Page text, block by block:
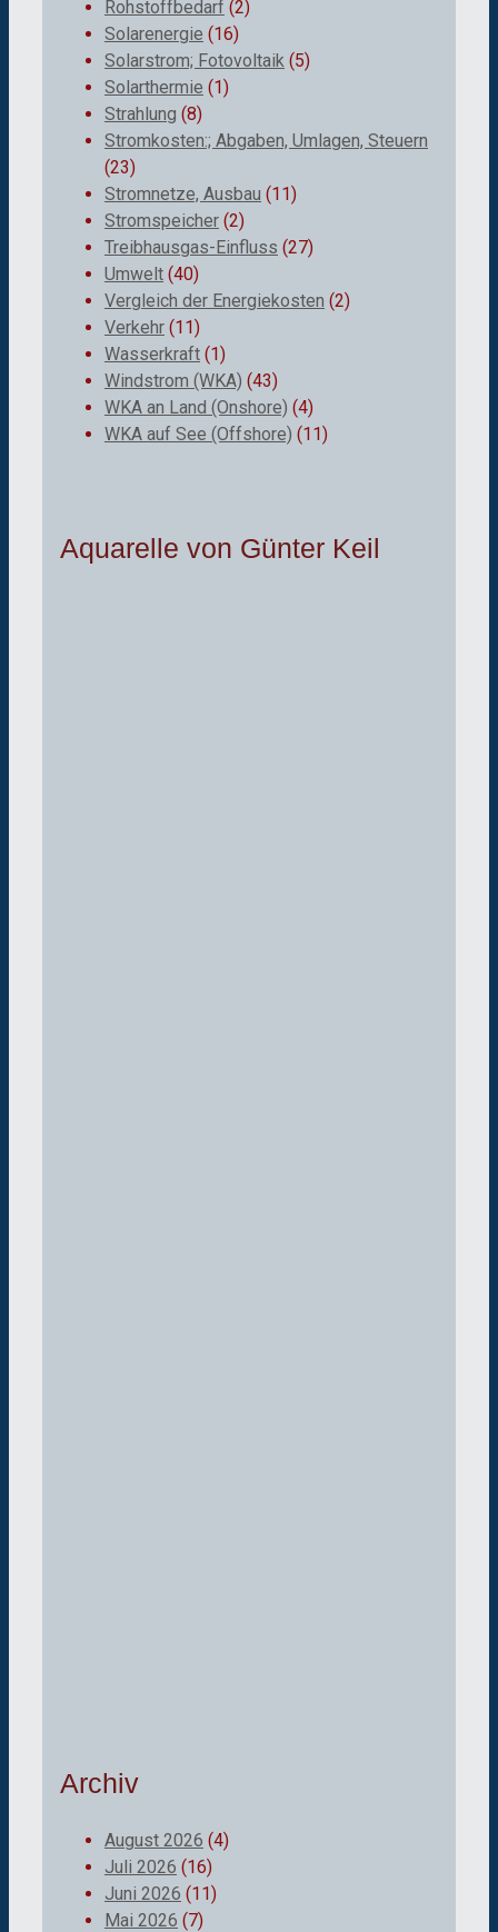
Rohstoffbedarf (2)
Solarenergie (16)
Solarstrom; Fotovoltaik (5)
Solarthermie (1)
Strahlung (8)
Stromkosten:; Abgaben, Umlagen, Steuern
(23)
Stromnetze, Ausbau (11)
Stromspeicher (2)
Treibhausgas-Einfluss (27)
Umwelt (40)
Vergleich der Energiekosten (2)
Verkehr (11)
Wasserkraft (1)
Windstrom (WKA) (43)
WKA an Land (Onshore) (4)
WKA auf See (Offshore) (11)
Aquarelle von Günter Keil
Archiv
August 2026 (4)
Juli 2026 (16)
Juni 2026 (11)
Mai 2026 (7)